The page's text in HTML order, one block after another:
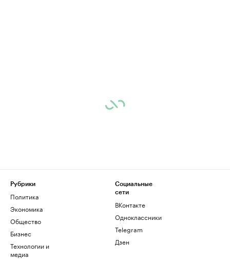
Рубрики
Политика
Экономика
Общество
Бизнес
Технологии и
медиа
Социальные
сети
ВКонтакте
Одноклассники
Telegram
Дзен